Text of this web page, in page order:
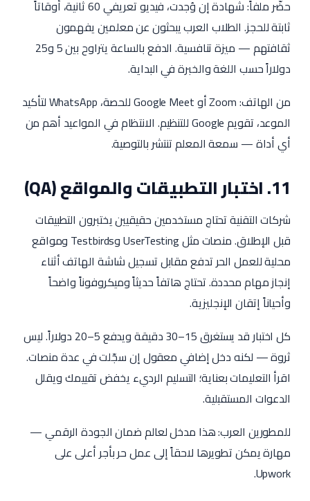
حضّر ملفاً: شهادة إن وُجدت، فيديو تعريفي 60 ثانية، أوقاتاً
ثابتة للحجز. الطلاب العرب يبحثون عن معلمين يفهمون
ثقافتهم — ميزة تنافسية. الدفع بالساعة يتراوح بين 5 و25
دولاراً حسب اللغة والخبرة في البداية.
من الهاتف: Zoom أو Google Meet للحصة، WhatsApp لتأكيد
الموعد، تقويم Google للتنظيم. الانتظام في المواعيد أهم من
أي أداة — سمعة المعلم تنتشر بالتوصية.
11. اختبار التطبيقات والمواقع (QA)
شركات التقنية تحتاج مستخدمين حقيقيين يختبرون التطبيقات
قبل الإطلاق. منصات مثل UserTesting وTestbirds ومواقع
محلية للعمل الحر تدفع مقابل تسجيل شاشة الهاتف أثناء
إنجاز مهام محددة. تحتاج هاتفاً حديثاً وميكروفوناً واضحاً
وأحياناً إتقان الإنجليزية.
كل اختبار قد يستغرق 15–30 دقيقة ويدفع 5–20 دولاراً. ليس
ثروة — لكنه دخل إضافي معقول إن سجّلت في عدة منصات.
اقرأ التعليمات بعناية؛ التسليم الرديء يخفض تقييمك ويقلل
الدعوات المستقبلية.
للمطورين العرب: هذا مدخل لعالم ضمان الجودة الرقمي —
مهارة يمكن تطويرها لاحقاً إلى عمل حر بأجر أعلى على
Upwork.